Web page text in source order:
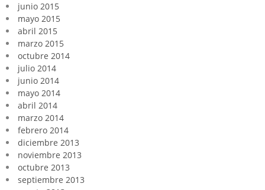
junio 2015
mayo 2015
abril 2015
marzo 2015
octubre 2014
julio 2014
junio 2014
mayo 2014
abril 2014
marzo 2014
febrero 2014
diciembre 2013
noviembre 2013
octubre 2013
septiembre 2013